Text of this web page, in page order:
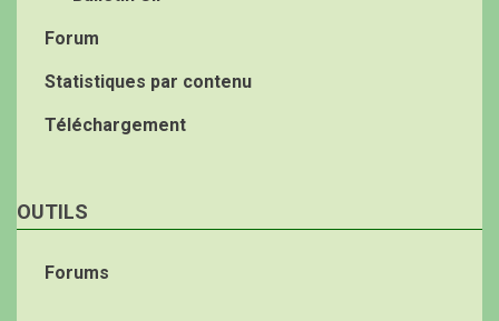
Forum
Statistiques par contenu
Téléchargement
OUTILS
Forums